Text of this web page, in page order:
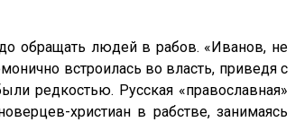
обращать людей в рабов. «Иванов, не
встроилась во власть, приведя с
редкостью. Русская «православная»
христиан в рабстве, занимаясь